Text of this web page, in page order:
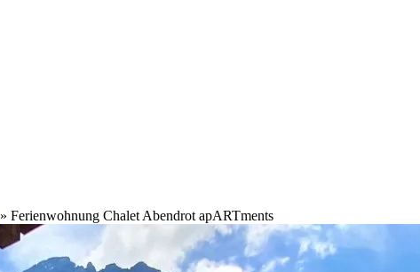
» Ferienwohnung Chalet Abendrot apARTments